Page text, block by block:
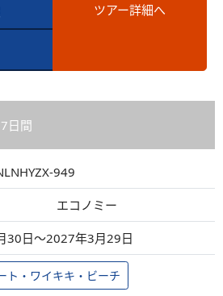
ツアー詳細へ
7日間
949
エコノミー
30日～2027年3月29日
ト・ワイキキ・ビーチ